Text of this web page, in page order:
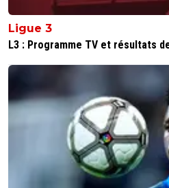
Ligue 3
L3 : Programme TV et résultats